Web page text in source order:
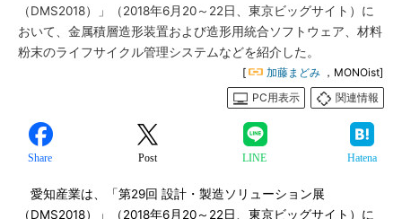
（DMS2018）」（2018年6月20～22日、東京ビッグサイト）に
おいて、金属積層造形装置および造形用統合ソフトウェア、材料
粉末のライフサイクル管理システムなどを紹介した。
[ 加藤まどみ ，MONOist]
PC用表示
関連情報
Share Post LINE Hatena
愛知産業は、「第29回 設計・製造ソリューション展
（DMS2018）」（2018年6月20～22日、東京ビッグサイト）に